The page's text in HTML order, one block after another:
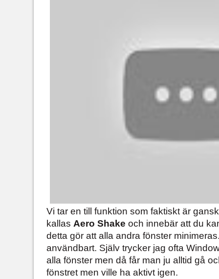
Vi tar en till funktion som faktiskt är
kallas Aero Shake och innebär att du
detta gör att alla andra fönster
användbart. Själv trycker jag ofta
alla fönster men då får man ju alltid gå
fönstret men ville ha aktivt igen.